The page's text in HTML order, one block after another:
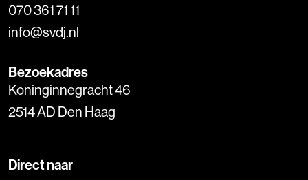
070 361 71 11
info@svdj.nl
Bezoekadres
Koninginnegracht 46
2514 AD Den Haag
Direct naar